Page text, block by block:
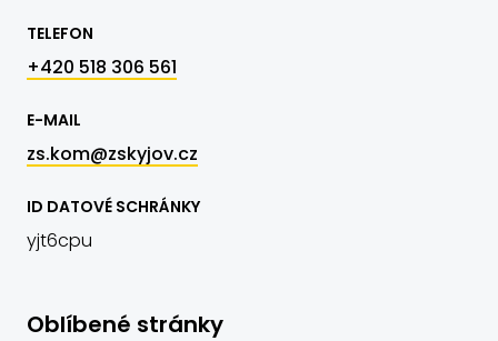
TELEFON
+420 518 306 561
E-MAIL
zs.kom@zskyjov.cz
ID DATOVÉ SCHRÁNKY
yjt6cpu
Oblíbené stránky